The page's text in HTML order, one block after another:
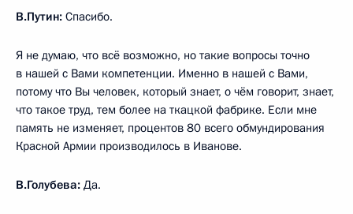
В.Путин: Спасибо.
Я не думаю, что всё возможно, но такие вопросы точно
в нашей с Вами компетенции. Именно в нашей с Вами,
потому что Вы человек, который знает, о чём говорит, знает,
что такое труд, тем более на ткацкой фабрике. Если мне
память не изменяет, процентов 80 всего обмундирования
Красной Армии производилось в Иванове.
В.Голубева: Да.